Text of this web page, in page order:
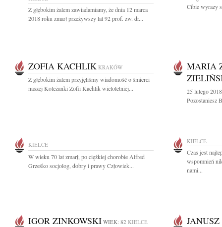
Z głębokim żalem zawiadamiamy, że dnia 12 marca
2018 roku zmarł przeżywszy lat 92 prof. zw. dr...
Cibie wyrazy
ZOFIA KACHLIK KRAKÓW
Z głębokim żalem przyjęliśmy wiadomość o śmierci
naszej Koleżanki Zofii Kachlik wieloletniej...
MARIA
25 lutego
Pozostaniesz
KIELCE
W wieku 70 lat zmarł, po ciężkiej chorobie Alfred
Grześko socjolog, dobry i prawy Człowiek...
KIELCE
Czas jest
wspomnień
nami...
IGOR ZINKOWSKI WIEK: 82 KIELCE